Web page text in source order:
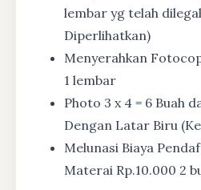
lembar yg telah
Diperlihatkan)
Menyerahkan
1 lembar
Photo 3 x 4 = 6 Buah
Dengan Latar Biru
Melunasi Biaya
Materai Rp.10.000 2